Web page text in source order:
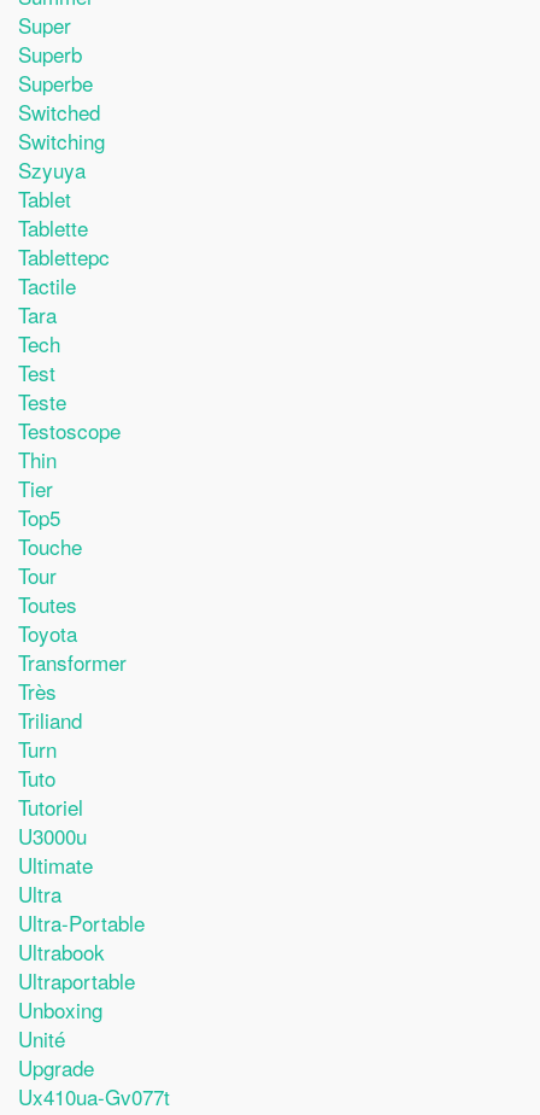
Super
Superb
Superbe
Switched
Switching
Szyuya
Tablet
Tablette
Tablettepc
Tactile
Tara
Tech
Test
Teste
Testoscope
Thin
Tier
Top5
Touche
Tour
Toutes
Toyota
Transformer
Très
Triliand
Turn
Tuto
Tutoriel
U3000u
Ultimate
Ultra
Ultra-Portable
Ultrabook
Ultraportable
Unboxing
Unité
Upgrade
Ux410ua-Gv077t